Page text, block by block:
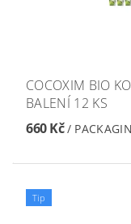
COCOXIM BIO
BALENÍ 12 KS
660 Kč/
Tip